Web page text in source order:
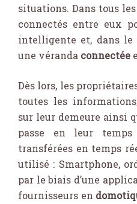
situations. Dans tous
connectés entre eux
intelligente et, dans le
une véranda connectée
Dès lors, les
toutes les
sur leur demeure ainsi
passe en leur temps
transférées en temps
utilisé : Smartphone,
par le biais d’une
fournisseurs en